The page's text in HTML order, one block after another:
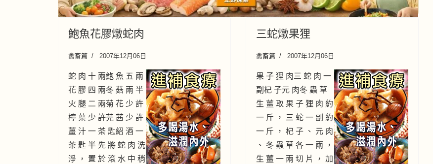
鮑魚花膠燉蛇肉
禽畜篇 2007年12月06日
蛇 肉 十 兩鮑 魚 五 兩
花 膠 四 兩冬 菇 兩 半
火 腿 二 兩菊 花 少 許
檸 葉 少 許芫 茜 少 許
薑 汁 一 茶 匙紹 酒 一
茶 匙 半 先 將 蛇 肉 洗
淨 ， 置 於 滾 水 中 稍
三蛇燉果狸
禽畜篇 2007年12月06日
果 子 狸 肉三 蛇 肉 一
副杞 子元 肉冬 蟲 草
生 薑 取 果 子 狸 肉 約
一 斤 ， 三 蛇 一 副 約
一 斤 ， 杞 子 、 元 肉
、 冬 蟲 草 各 一 兩 ，
生 薑 一 兩 切 片 ， 加